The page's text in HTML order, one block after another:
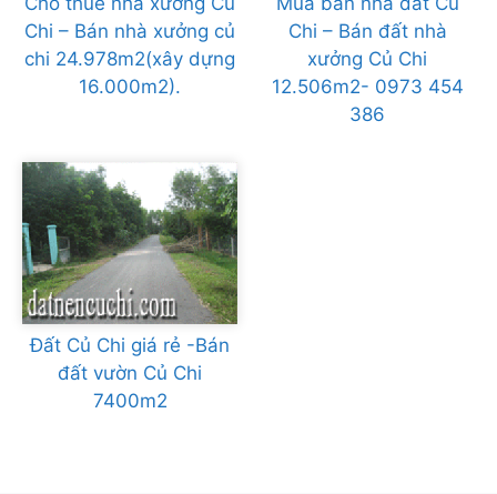
Chi – Bán nhà xưởng củ
chi 24.978m2(xây dựng
16.000m2).
Chi – Bán đất nhà
xưởng Củ Chi
12.506m2- 0973 454
386
Đất Củ Chi giá rẻ -Bán
đất vườn Củ Chi
7400m2